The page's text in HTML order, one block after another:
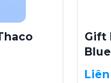
Gift